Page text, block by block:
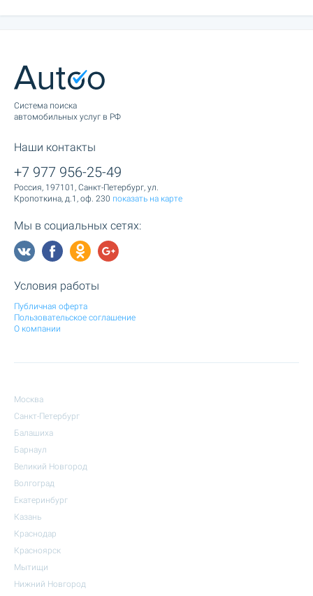
Cистема поиска
автомобильных услуг в РФ
Наши контакты
+7 977 956-25-49
Россия, 197101, Санкт-Петербург, ул.
Кропоткина, д.1, оф. 230 показать на карте
Мы в социальных сетях:
Условия работы
Публичная оферта
Пользовательское соглашение
О компании
Москва
Санкт-Петербург
Балашиха
Барнаул
Великий Новгород
Волгоград
Екатеринбург
Казань
Краснодар
Красноярск
Мытищи
Нижний Новгород